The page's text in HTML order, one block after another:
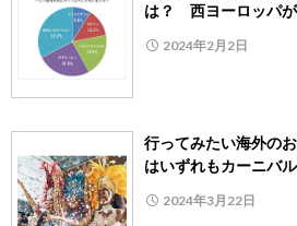
は？ 西ヨーロッパ
2024年2月2日
行ってみたい海外の
はいずれもカーニバル
2024年3月22日